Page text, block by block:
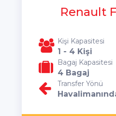
Renault
Kişi Kapasitesi
1 - 4 Kişi
Bagaj Kapasitesi
4 Bagaj
Transfer Yönü